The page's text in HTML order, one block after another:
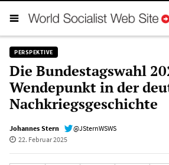
PERSPEKTIVE
Die Bundestagswahl
Wendepunkt in der
Nachkriegsgeschichte
Johannes Stern
@JSternWSWS
22. Februar 2025